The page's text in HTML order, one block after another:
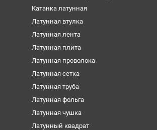
Катанка латунная
Латунная втулка
Латунная лента
Латунная плита
Латунная проволока
Латунная сетка
Латунная труба
Латунная фольга
Латунная чушка
Латунный квадрат